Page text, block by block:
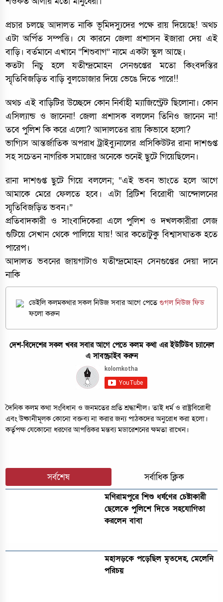
প্রচার চলছে আদালত নাকি ভূমিদস্যুদের পক্ষে রায় দিয়েছে! অথচ
এটা অর্পিত সম্পত্তি। যে কারনে জেলা প্রশাসন ইজারা দেয় এই
বাড়ি। বর্তমানে এখানে “শিশুবাগ” নামে একটা স্কুল আছে।
কতটা নিচু হলে যতীন্দ্রমোহন সেনগুপ্তের মতো কিংবদন্তির
স্মৃতিবিজড়িত বাড়ি বুলডোজার দিয়ে ভেঙে দিতে পারে!!
অথচ এই বাড়িটির উচ্ছেদে কোন নির্বাহী ম্যাজিস্ট্রেট ছিলোনা। কোন
এসিল্যান্ড ও জানেনা! জেলা প্রশাসক বললেন তিনিও জানেন না!
তবে পুলিশ কি করে এলো? আদালতের রায় কিভাবে হলো?
ভাগ্যিস আন্তর্জাতিক অপরাধ ট্রাইব্যুনালের প্রসিকিউটর রানা দাশগুপ্ত
সহ সচেতন নাগরিক সমাজের অনেকে শুনেই ছুটে গিয়েছিলেন।
রানা দাশগুপ্ত ছুটে গিয়ে বললেন; “এই ভবন ভাংতে হলে আগে
আমাকে মেরে ফেলতে হবে। এটা ব্রিটিশ বিরোধী আন্দোলনের
স্মৃতিবিজড়িত ভবন।”
প্রতিবাদকারী ও সাংবাদিকেরা এলে পুলিশ ও দখলকারীরা লেজ
গুটিয়ে সেখান থেকে পালিয়ে যায়! আর কতোটুকু বিশ্বাসঘাতক হতে
পারেপ।
আদালত ভবনের জায়গাটাও যতীন্দ্রমোহন সেনগুপ্তের দেয়া দানে
নাকি
ডেইলি কলমকথার সকল নিউজ সবার আগে পেতেগুগল নিউজ ফিড
ফলো করুন
দেশ-বিদেশের সকল খবর সবার আগে পেতে কলম কথা এর ইউটিউব চ্যানেল
এ সাবস্ক্রাইব করুন
দৈনিক কলম কথা সংবিধান ও জনমতের প্রতি শ্রদ্ধাশীল। তাই ধর্ম ও রাষ্ট্রবিরোধী
এবং উষ্কানীমূলক কোনো বক্তব্য না করার জন্য পাঠকদের অনুরোধ করা হলো।
কর্তৃপক্ষ যেকোনো ধরণের আপত্তিকর মন্তব্য মডারেশনের ক্ষমতা রাখেন।
সর্বশেষ সর্বাধিক ক্লিক
মণিরামপুরে শিশু ধর্ষণের চেষ্টাকারী
ছেলেকে পুলিশে দিতে সহযোগিতা
করলেন বাবা
মহাসড়কে পড়েছিল মৃতদেহ, মেলেনি
পরিচয়